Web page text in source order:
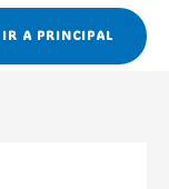
IR A PRINCIPAL